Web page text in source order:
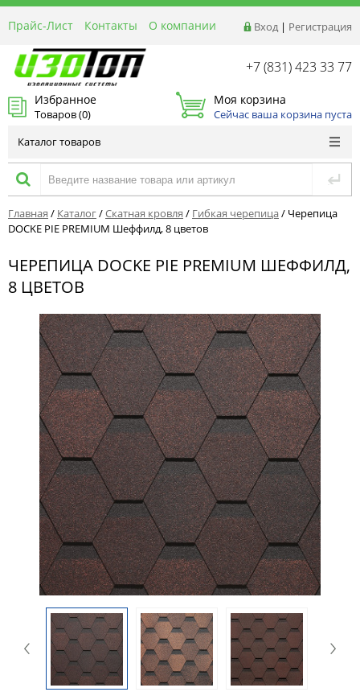
Вход | Регистрация
Прайс-Лист Контакты
О компании
Реквизиты
Доставка
Акции и Распродажи
Оптовым покупателям
+7 (831) 423 33 77
Избранное
Товаров (0)
Моя корзина
Сейчас ваша корзина пуста
Каталог товаров
Главная / Каталог/Скатная кровля / Гибкая черепица/ Черепица
DOCKE PIE PREMIUM Шеффилд, 8 цветов
ЧЕРЕПИЦА DOCKE PIE PREMIUM ШЕФФИЛД,
8 ЦВЕТОВ